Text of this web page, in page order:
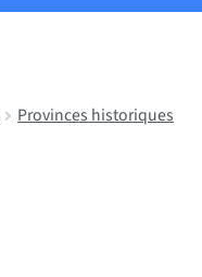
Provinces historiques